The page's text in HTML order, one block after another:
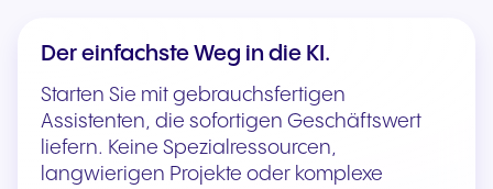
Der einfachste Weg in die KI.
Starten Sie mit gebrauchsfertigen
Assistenten, die sofortigen Geschäftswert
liefern. Keine Spezialressourcen,
langwierigen Projekte oder komplexe